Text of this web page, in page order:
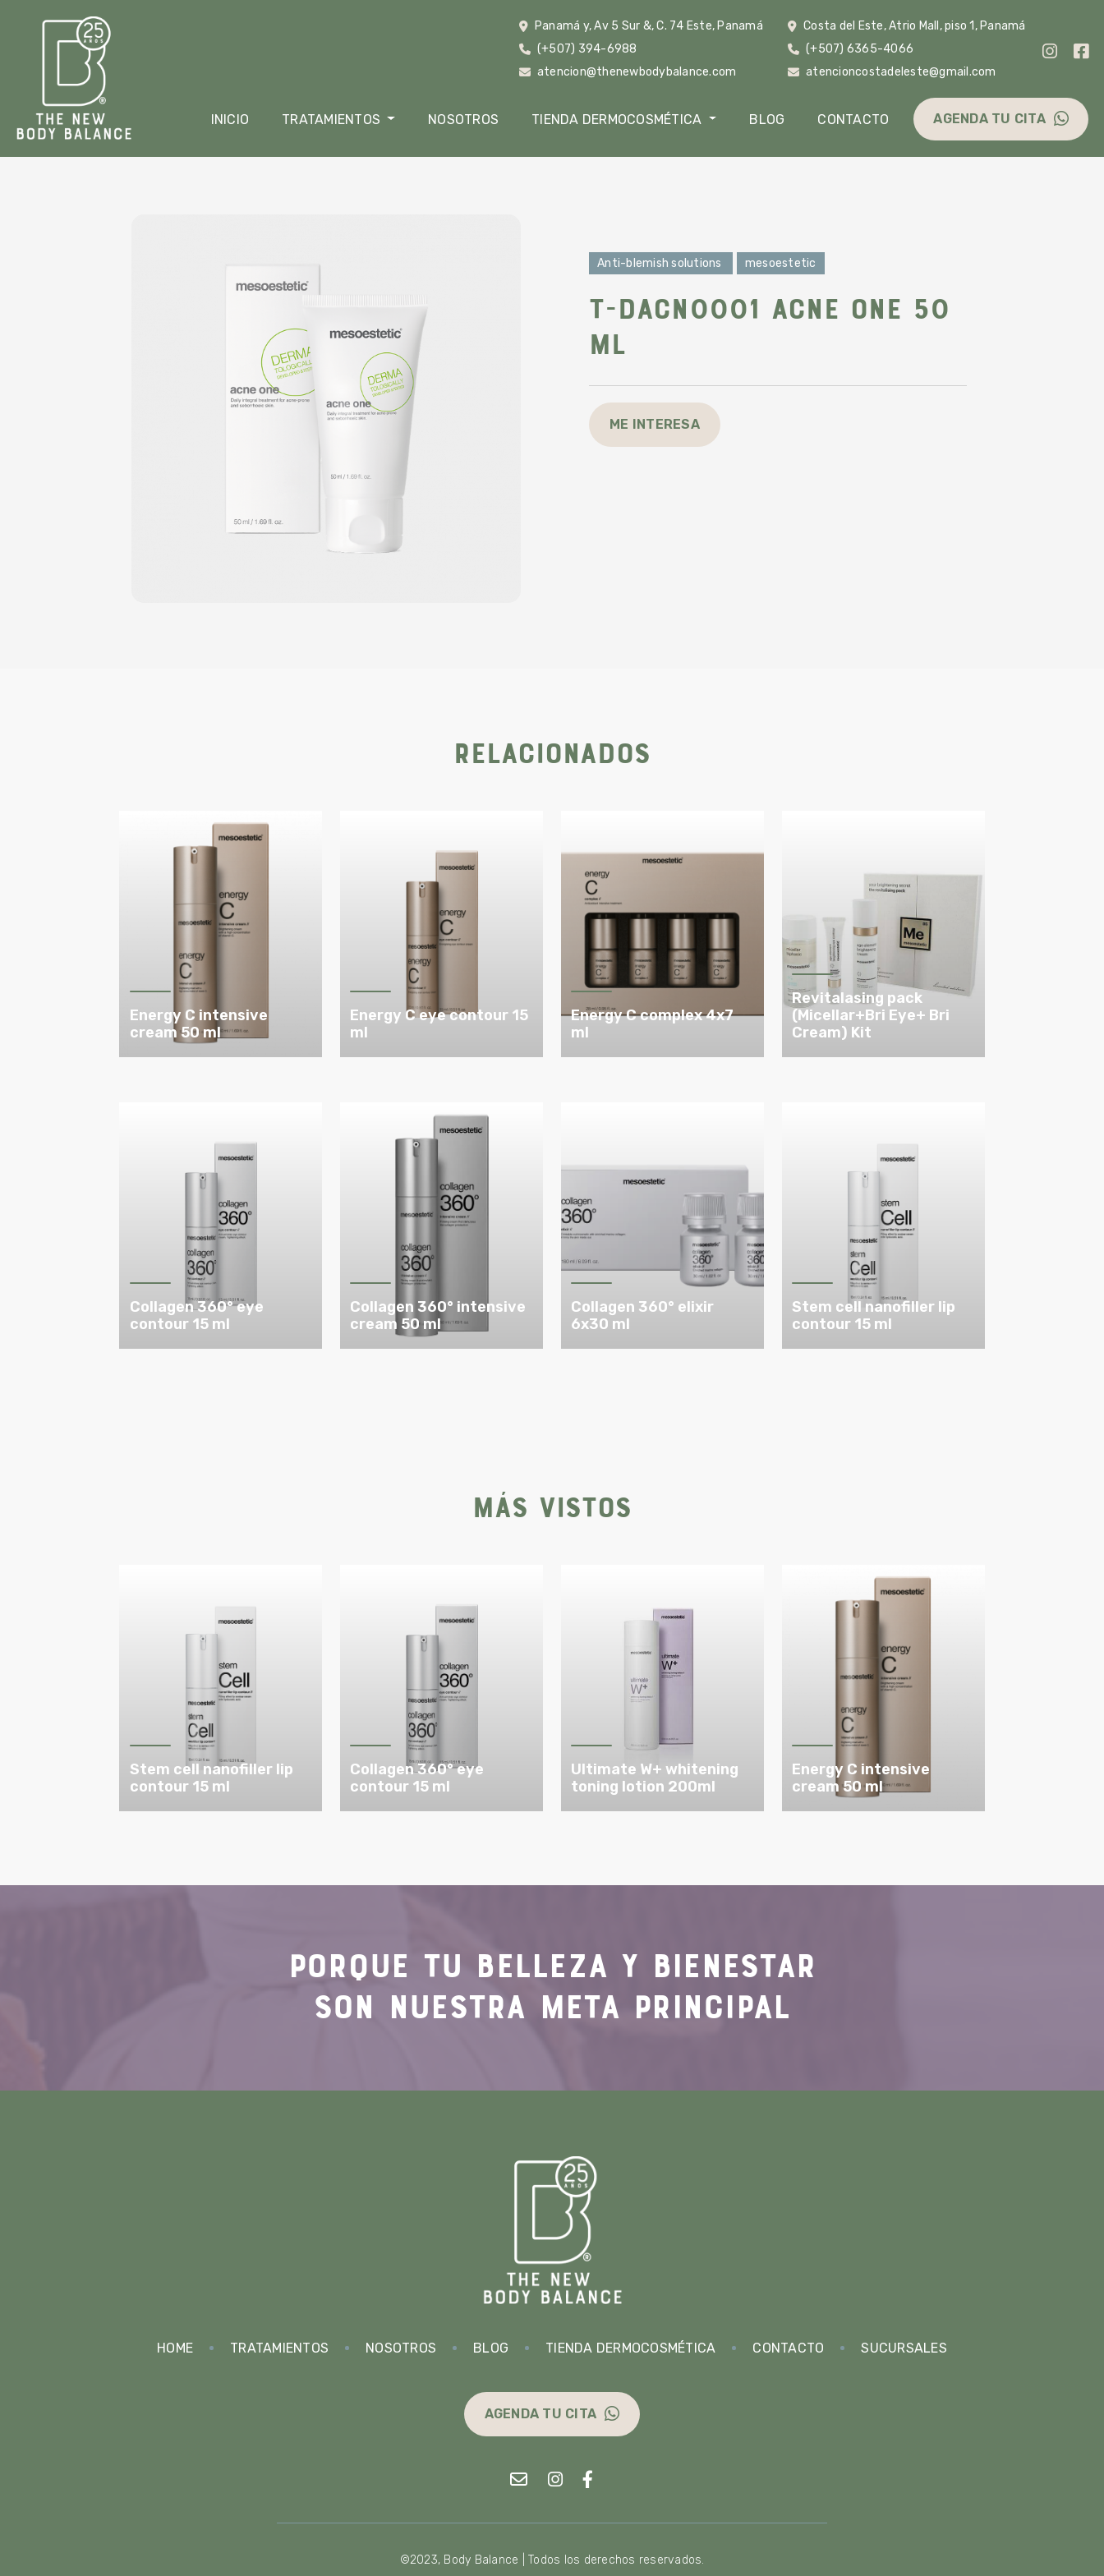
Panamá y, Av 5 Sur &, C. 74 Este, Panamá
(+507) 394-6988
atencion@thenewbodybalance.com
Costa del Este, Atrio Mall, piso 1, Panamá
(+507) 6365-4066
atencioncostadeleste@gmail.com
INICIO TRATAMIENTOS NOSOTROS TIENDA DERMOCOSMÉTICA BLOG CONTACTO AGENDA TU CITA
Anti-blemish solutions mesoestetic
T-DACN0001 Acne one 50
ml
ME INTERESA
Relacionados
Energy C intensive
cream 50 ml
Energy C eye contour 15
ml
Energy C complex 4x7
ml
Revitalasing pack
(Micellar+Bri Eye+ Bri
Cream) Kit
Collagen 360° eye
contour 15 ml
Collagen 360° intensive
cream 50 ml
Collagen 360° elixir
6x30 ml
Stem cell nanofiller lip
contour 15 ml
Más vistos
Stem cell nanofiller lip
contour 15 ml
Collagen 360° eye
contour 15 ml
Ultimate W+ whitening
toning lotion 200ml
Energy C intensive
cream 50 ml
PORQUE TU BELLEZA Y BIENESTAR
SON NUESTRA META PRINCIPAL
HOME TRATAMIENTOS NOSOTROS BLOG TIENDA DERMOCOSMÉTICA CONTACTO SUCURSALES
AGENDA TU CITA
©2023, Body Balance | Todos los derechos reservados.